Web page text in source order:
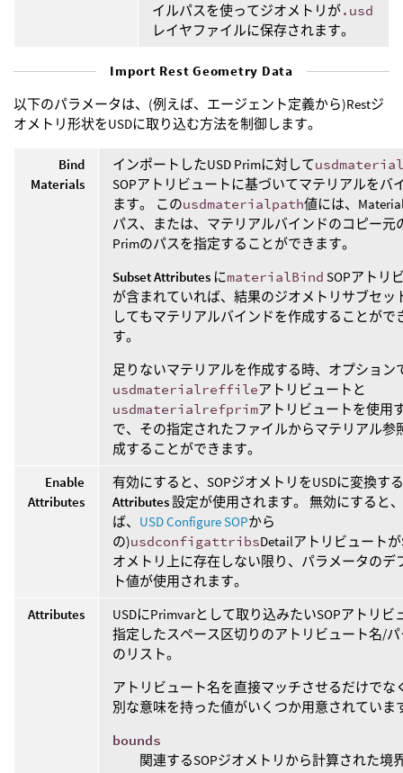
イルパスを使ってジオメトリが.usd
レイヤファイルに保存されます。
Import Rest Geometry Data
以下のパラメータは、(例えば、エージェント定義から)Restジ
オメトリ形状をUSDに取り込む方法を制御します。
Bind
Materials
インポートしたUSD Primに対して
SOPアトリビュートに基づいてマテリアルをバ
ます。 このusdmaterialpath値には、
パス、または、マテリアルバインドのコピー元
Primのパスを指定することができます。
Subset Attributes にmaterialBind SOPアトリ
が含まれていれば、結果のジオメトリサブセッ
してもマテリアルバインドを作成することがで
す。
足りないマテリアルを作成する時、オプション
usdmaterialreffileアトリビュートと
usdmaterialrefprimアトリビュートを使用
で、その指定されたファイルからマテリアル参
成することができます。
Enable
Attributes
有効にすると、SOPジオメトリをUSDに変換す
Attributes設定が使用されます。 無効にすると
ば、 USD Configure SOPから
の)usdconfigattribsDetailアトリビュートが
オメトリ上に存在しない限り、パラメータのデ
ト値が使用されます。
Attributes
USDにPrimvarとして取り込みたいSOPアトリビ
指定したスペース区切りのアトリビュート名/
のリスト。
アトリビュート名を直接マッチさせるだけでな
別な意味を持った値がいくつか用意されていま
bounds
関連するSOPジオメトリから計算された境